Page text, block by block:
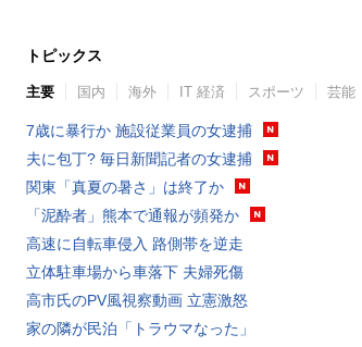
トピックス
主要 国内 海外 IT 経済 スポーツ 芸能
7歳に暴行か 施設従業員の女逮捕
夫に包丁? 毎日新聞記者の女逮捕
関東「真夏の暑さ」は終了か
「泥酔者」熊本で通報が頻発か
高速に自転車侵入 路側帯を逆走
立体駐車場から車落下 夫婦死傷
高市氏のPV風視察動画 立憲激怒
家の隣が民泊「トラウマなった」